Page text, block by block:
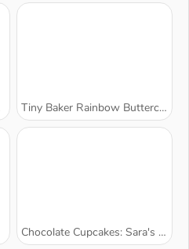
Tiny Baker Rainbow Buttercream Cake
Chocolate Cupcakes: Sara's Cooking Class